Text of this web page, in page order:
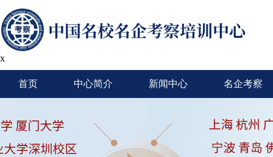
x
首页 中心简介 新闻中心 名企考察